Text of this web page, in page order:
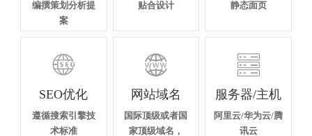
编撰策划分析提
案
贴合设计
静态面页

SEO优化
遵循搜索引擎技
术标准

网站域名
国际顶级或者国
家顶级域名，

服务器/主机
阿里云/华为云/腾
讯云